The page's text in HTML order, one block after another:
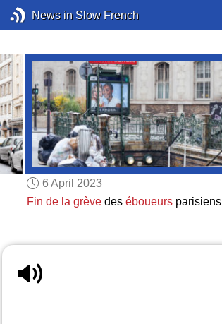
News in Slow French
6 April 2023
Fin de la grèvedes éboueursparisiens